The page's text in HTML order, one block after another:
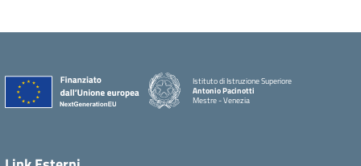
Istituto di Istruzione Superiore
Antonio Pacinotti
Mestre - Venezia